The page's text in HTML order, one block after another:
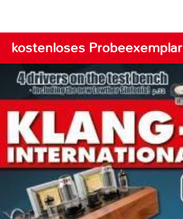
kostenloses Probeexemplar